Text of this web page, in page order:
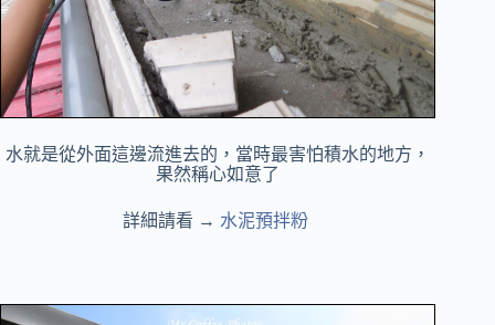
水就是從外面這邊流進去的，當時最害怕積水的地方，
果然稱心如意了
詳細請看 → 水泥預拌粉